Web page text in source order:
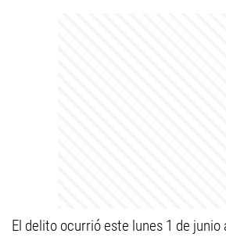
El delito ocurrió este lunes 1 de junio